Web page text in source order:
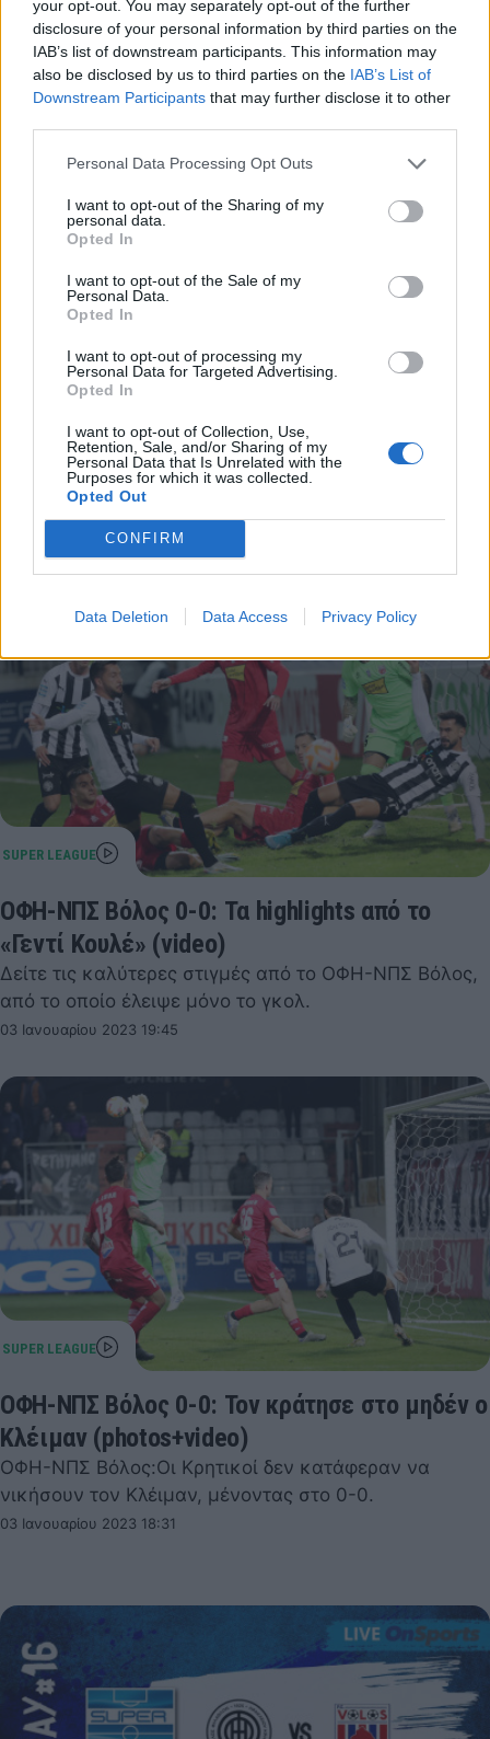
your opt-out. You may separately opt-out of the further
disclosure of your personal information by third parties on the
IAB’s list of downstream participants. This information may
also be disclosed by us to third parties on the IAB’s List of
Downstream Participants that may further disclose it to other
Personal Data Processing Opt Outs
I want to opt-out of the Sharing of my
personal data.
Opted In
I want to opt-out of the Sale of my
Personal Data.
Opted In
I want to opt-out of processing my
Personal Data for Targeted Advertising.
Opted In
I want to opt-out of Collection, Use,
Retention, Sale, and/or Sharing of my
Personal Data that Is Unrelated with the
Purposes for which it was collected.
Opted Out
CONFIRM
Data Deletion Data Access Privacy Policy
04 Ιανουαρίου 2023 09:16
Ανάσα 7 βαθμών ο Παναθηναϊκός πριν την
βαθμολογία της Super League
Ο Παναθηναϊκός έκανε το καλύτερο ποδαρικό στο
2023, εκμεταλλευόμενος τη γκέλα της ΑΕΚ.
03 Ιανουαρίου 2023 23:35
ΟΦΗ-ΝΠΣ Βόλος 0-0: Τα highlights από το
«Γεντί Κουλέ» (video)
Δείτε τις καλύτερες στιγμές από το ΟΦΗ-ΝΠΣ Βόλος,
από το οποίο έλειψε μόνο το γκολ.
03 Ιανουαρίου 2023 19:45
ΟΦΗ-ΝΠΣ Βόλος 0-0: Τον κράτησε στο μηδέν ο
Κλέιμαν (photos+video)
ΟΦΗ-ΝΠΣ Βόλος:Οι Κρητικοί δεν κατάφεραν να
νικήσουν τον Κλέιμαν, μένοντας στο 0-0.
03 Ιανουαρίου 2023 18:31